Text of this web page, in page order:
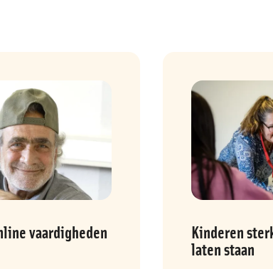
vaardigheden
Kinderen
laten staan